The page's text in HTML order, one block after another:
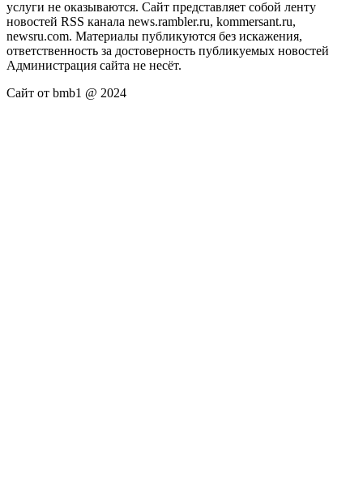
услуги не оказываются. Сайт представляет собой ленту
новостей RSS канала news.rambler.ru, kommersant.ru,
newsru.com. Материалы публикуются без искажения,
ответственность за достоверность публикуемых новостей
Администрация сайта не несёт.
Сайт от bmb1 @ 2024